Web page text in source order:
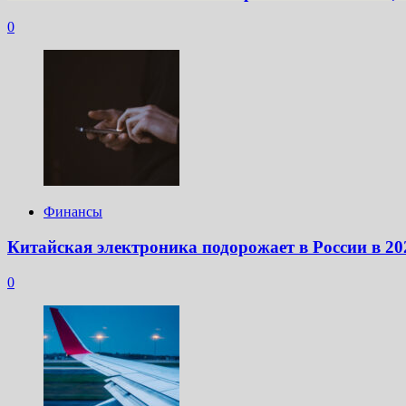
0
Финансы
Китайская электроника подорожает в России в
0